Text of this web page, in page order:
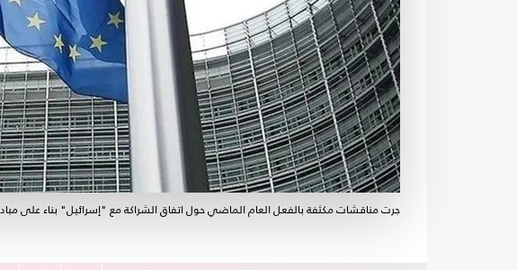
جرت مناقشات مكثفة بالفعل العام الماضي حول اتفاق الشراكة مع "إسرائيل" بناء على